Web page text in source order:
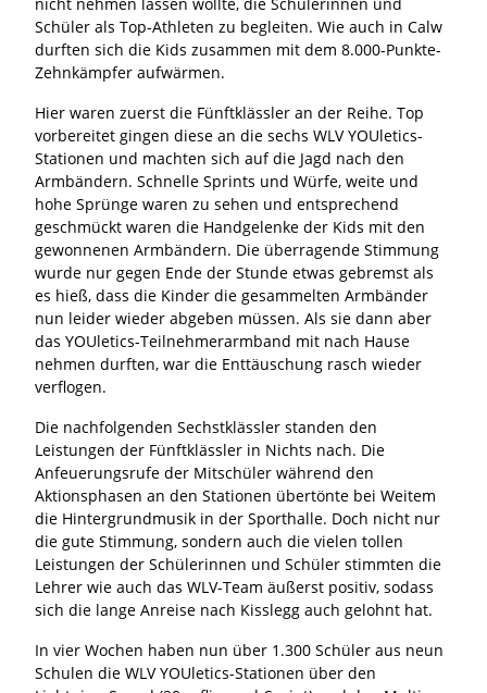
Schüler als Top-Athleten zu begleiten. Wie auch in Calw
durften sich die Kids zusammen mit dem 8.000-Punkte-
Zehnkämpfer aufwärmen.
Hier waren zuerst die Fünftklässler an der Reihe. Top
vorbereitet gingen diese an die sechs WLV YOUletics-
Stationen und machten sich auf die Jagd nach den
Armbändern. Schnelle Sprints und Würfe, weite und
hohe Sprünge waren zu sehen und entsprechend
geschmückt waren die Handgelenke der Kids mit den
gewonnenen Armbändern. Die überragende Stimmung
wurde nur gegen Ende der Stunde etwas gebremst als
es hieß, dass die Kinder die gesammelten Armbänder
nun leider wieder abgeben müssen. Als sie dann aber
das YOUletics-Teilnehmerarmband mit nach Hause
nehmen durften, war die Enttäuschung rasch wieder
verflogen.
Die nachfolgenden Sechstklässler standen den
Leistungen der Fünftklässler in Nichts nach. Die
Anfeuerungsrufe der Mitschüler während den
Aktionsphasen an den Stationen übertönte bei Weitem
die Hintergrundmusik in der Sporthalle. Doch nicht nur
die gute Stimmung, sondern auch die vielen tollen
Leistungen der Schülerinnen und Schüler stimmten die
Lehrer wie auch das WLV-Team äußerst positiv, sodass
sich die lange Anreise nach Kisslegg auch gelohnt hat.
In vier Wochen haben nun über 1.300 Schüler aus neun
Schulen die WLV YOUletics-Stationen über den